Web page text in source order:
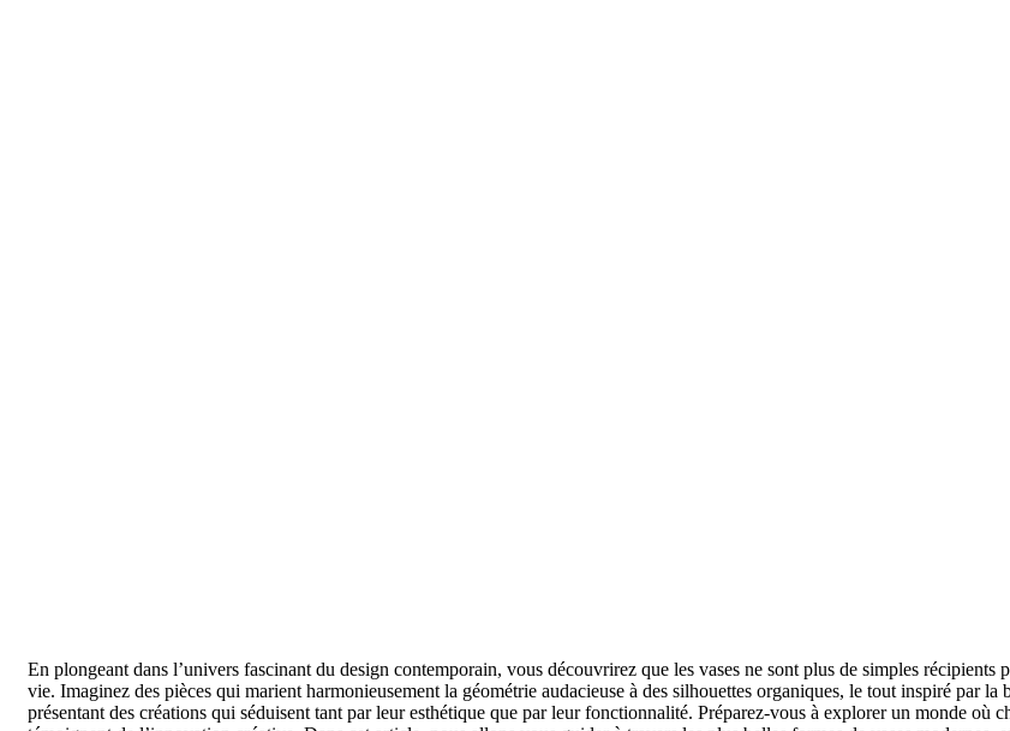
En plongeant dans l’univers fascinant du design contemporain, vous découvrirez que les vases ne sont plus de simples
vie. Imaginez des pièces qui marient harmonieusement la géométrie audacieuse à des silhouettes organiques, le tout inspiré par la
présentant des créations qui séduisent tant par leur esthétique que par leur fonctionnalité. Préparez-vous à explorer un monde où